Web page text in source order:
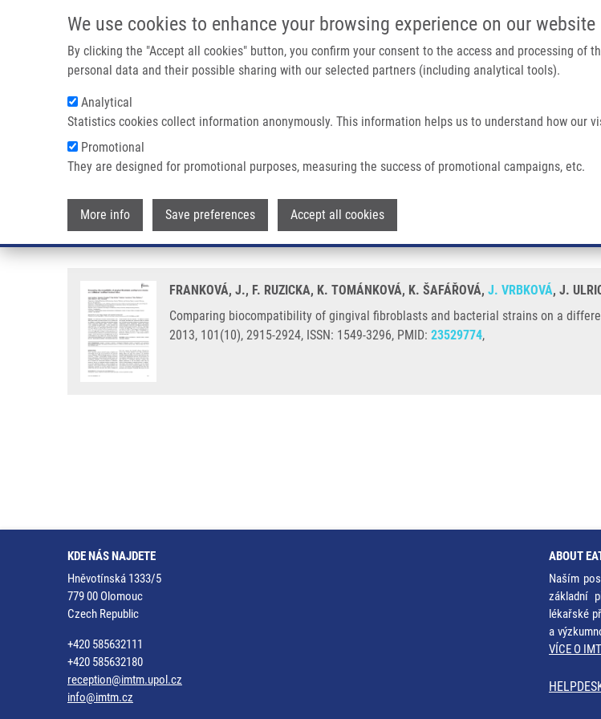
We use cookies to enhance your browsing experience on our website
By clicking the "Accept all cookies" button, you confirm your consent to the access and processing of
personal data and their possible sharing with our selected partners (including analytical tools).
Analytical
Statistics cookies collect information anonymously. This information helps us to understand how our
Promotional
They are designed for promotional purposes, measuring the success of promotional campaigns, etc.
More info Save preferences Accept all cookies
IMTM
Main navigation
Drobečková navigace
Domů Comparing Biocompatibility Of Gingival Fibroblasts And Bacterial Strains On a Different Modified Titanium Discs
Comparing biocompatibility of gingival fibroblasts and
discs
FRANKOVÁ, J., F. RUZICKA, K. TOMÁNKOVÁ, K. ŠAFÁŘOVÁ, J. VRBKOVÁ, J.
Comparing biocompatibility of gingival fibroblasts and bacterial strains on a
2013, 101(10), 2915-2924, ISSN: 1549-3296, PMID: 23529774,
KDE NÁS NAJDETE
Hněvotínská 1333/5
779 00 Olomouc
Czech Republic
+420 585632111
+420 585632180
reception@imtm.upol.cz
info@imtm.cz
ABOUT
Naším
základní
lékařské
a
VÍCE O